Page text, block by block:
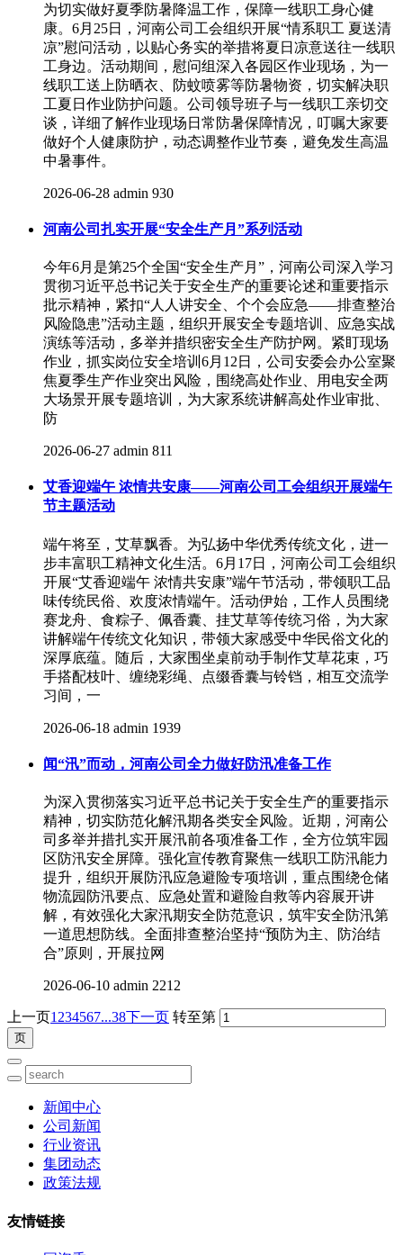
为切实做好夏季防暑降温工作，保障一线职工身心健
康。6月25日，河南公司工会组织开展“情系职工 夏送清
凉”慰问活动，以贴心务实的举措将夏日凉意送往一线职
工身边。活动期间，慰问组深入各园区作业现场，为一
线职工送上防晒衣、防蚊喷雾等防暑物资，切实解决职
工夏日作业防护问题。公司领导班子与一线职工亲切交
谈，详细了解作业现场日常防暑保障情况，叮嘱大家要
做好个人健康防护，动态调整作业节奏，避免发生高温
中暑事件。
2026-06-28 admin 930
河南公司扎实开展“安全生产月”系列活动
今年6月是第25个全国“安全生产月”，河南公司深入学习
贯彻习近平总书记关于安全生产的重要论述和重要指示
批示精神，紧扣“人人讲安全、个个会应急——排查整治
风险隐患”活动主题，组织开展安全专题培训、应急实战
演练等活动，多举并措织密安全生产防护网。紧盯现场
作业，抓实岗位安全培训6月12日，公司安委会办公室聚
焦夏季生产作业突出风险，围绕高处作业、用电安全两
大场景开展专题培训，为大家系统讲解高处作业审批、
防
2026-06-27 admin 811
艾香迎端午 浓情共安康——河南公司工会组织开展端午
节主题活动
端午将至，艾草飘香。为弘扬中华优秀传统文化，进一
步丰富职工精神文化生活。6月17日，河南公司工会组织
开展“艾香迎端午 浓情共安康”端午节活动，带领职工品
味传统民俗、欢度浓情端午。活动伊始，工作人员围绕
赛龙舟、食粽子、佩香囊、挂艾草等传统习俗，为大家
讲解端午传统文化知识，带领大家感受中华民俗文化的
深厚底蕴。随后，大家围坐桌前动手制作艾草花束，巧
手搭配枝叶、缠绕彩绳、点缀香囊与铃铛，相互交流学
习间，一
2026-06-18 admin 1939
闻“汛”而动，河南公司全力做好防汛准备工作
为深入贯彻落实习近平总书记关于安全生产的重要指示
精神，切实防范化解汛期各类安全风险。近期，河南公
司多举并措扎实开展汛前各项准备工作，全方位筑牢园
区防汛安全屏障。强化宣传教育聚焦一线职工防汛能力
提升，组织开展防汛应急避险专项培训，重点围绕仓储
物流园防汛要点、应急处置和避险自救等内容展开讲
解，有效强化大家汛期安全防范意识，筑牢安全防汛第
一道思想防线。全面排查整治坚持“预防为主、防治结
合”原则，开展拉网
2026-06-10 admin 2212
上一页1 234567...38下一页 转至第
新闻中心
公司新闻
行业资讯
集团动态
政策法规
友情链接